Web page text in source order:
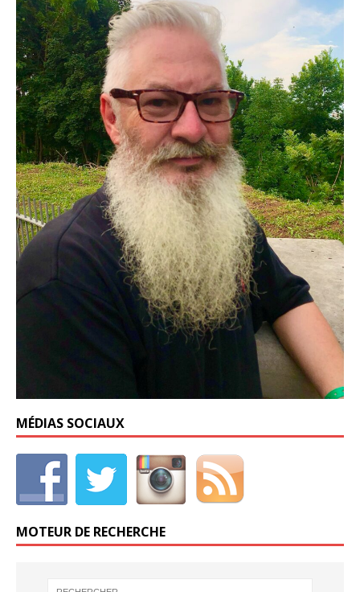
MÉDIAS SOCIAUX
MOTEUR DE RECHERCHE